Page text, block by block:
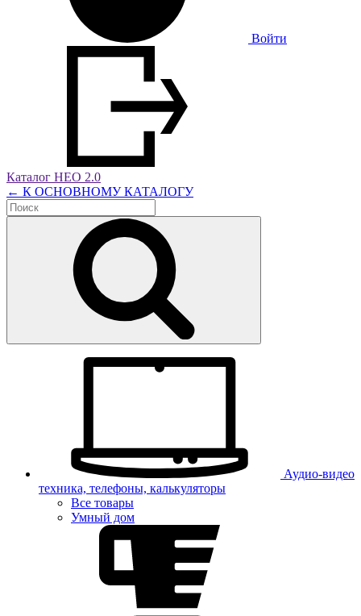
Войти
Каталог НЕО 2.0
← К ОСНОВНОМУ КАТАЛОГУ
Аудио-видео
техника, телефоны, калькуляторы
Все товары
Умный дом